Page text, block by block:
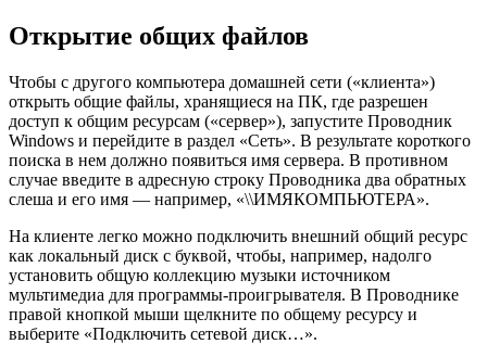
Открытие общих файлов
Чтобы с другого компьютера домашней сети («клиента»)
открыть общие файлы, хранящиеся на ПК, где разрешен
доступ к общим ресурсам («сервер»), запустите Проводник
Windows и перейдите в раздел «Сеть». В результате короткого
поиска в нем должно появиться имя сервера. В противном
случае введите в адресную строку Проводника два обратных
слеша и его имя — например, «\\ИМЯКОМПЬЮТЕРА».
На клиенте легко можно подключить внешний общий ресурс
как локальный диск с буквой, чтобы, например, надолго
установить общую коллекцию музыки источником
мультимедиа для программы-проигрывателя. В Проводнике
правой кнопкой мыши щелкните по общему ресурсу и
выберите «Подключить сетевой диск…».